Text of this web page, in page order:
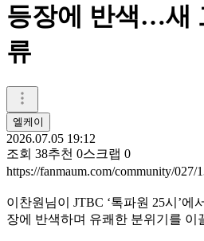
등장에 반색…새
류
엘케이
2026.07.05 19:12
조회 38추천 0스크랩 0
https://fanmaum.com/community/027/
이찬원님이 JTBC ‘톡파원 25시’에
장에 반색하며 유쾌한 분위기를 이